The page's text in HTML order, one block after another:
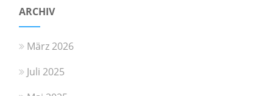
ARCHIV
März 2026
Juli 2025